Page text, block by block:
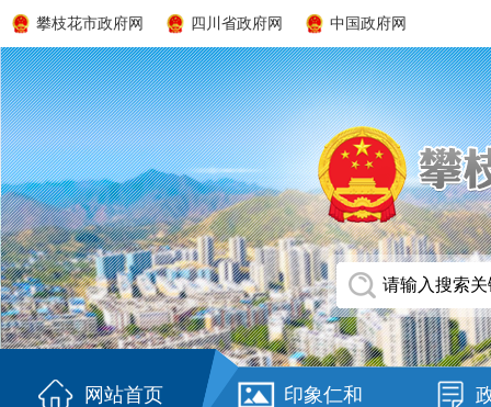
攀枝花市政府网 四川省政府网 中国政府网
网站首页 印象仁和